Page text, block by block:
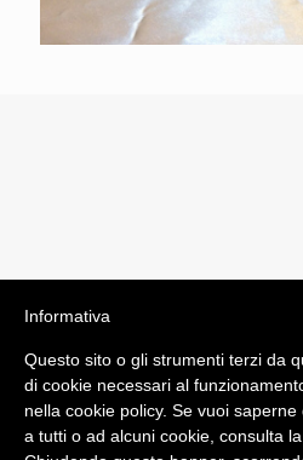
byComunicatori
Termini e Condizioni di
ITA:
Informativa
Questo sito o gli strumenti terzi da
di cookie necessari al
nella cookie policy. Se vuoi
a tutti o ad alcuni cookie, consulta la